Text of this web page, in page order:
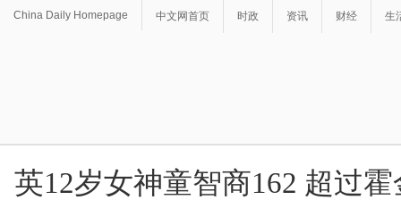
China Daily Homepage 中文网首页 时政 资讯 财经 生
英12岁女神童智商162 超过